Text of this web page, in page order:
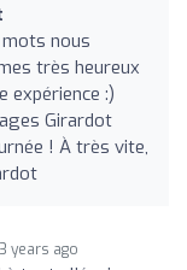
mots nous
très heureux
expérience :)
Girardot
! À très vite,
3 years ago